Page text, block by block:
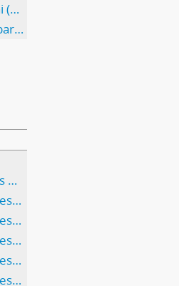
Interview d'Aramis Cremonini (2ème partie/2)
Interview d'un ferblantier appareilleur - Alex Burtin, Personnage R (1ère partie/2)
Le Vercors après l'attaque des Allemands
[2e Guerre mondiale, séquelles: St-Etienne-Lyon; Chêne-Bougeries "Aidons l'Italie"]
[2e Guerre mondiale, séquelles: canal, Italie]
[2e Guerre mondiale, séquelles: pont détruit, Lyon?]
[2e Guerre mondiale, séquelles: village, groupe de personnes, cimetière]
[2e Guerre mondiale, séquelles: village, groupe de personnes]